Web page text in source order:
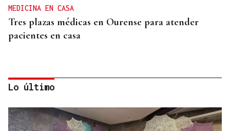
MEDICINA EN CASA
Tres plazas médicas en Ourense para atender
pacientes en casa
Lo último